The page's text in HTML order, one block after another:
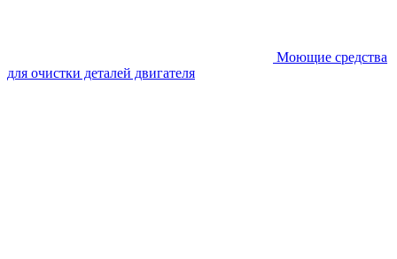
Моющие средства
для очистки деталей двигателя